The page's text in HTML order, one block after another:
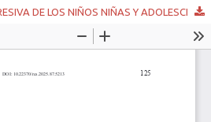
LA AUTONOMÍA PROGRESIVA DE LOS NIÑOS NIÑAS Y ADOLESCENTES: ALCANCES Y CRITERIOS DE APLICACIÓN